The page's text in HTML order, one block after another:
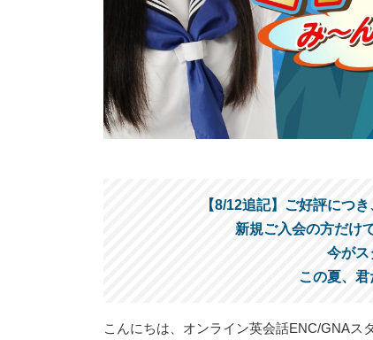
【8/12追記】ご好評につ
新規ご入会の方だけ
今がス
この夏、君
こんにちは、オンライン英会話ENC/GNAス